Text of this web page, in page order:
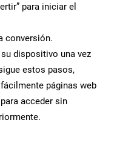
para iniciar el
conversión.
dispositivo una vez
estos pasos,
páginas web
acceder sin